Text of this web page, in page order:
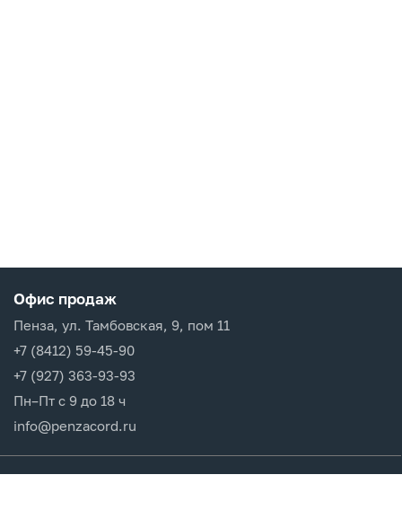
Офис продаж
Пенза, ул. Тамбовская, 9, пом 11
+7 (8412) 59-45-90
+7 (927) 363-93-93
Пн–Пт с 9 до 18 ч
info@penzacord.ru
Производители